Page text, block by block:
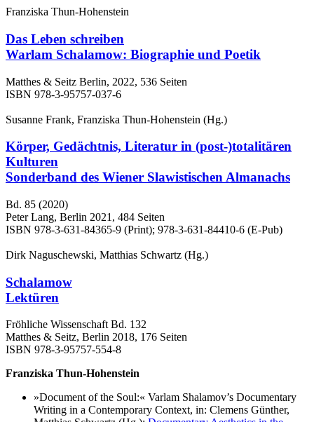
Franziska Thun-Hohenstein
Das Leben schreiben
Warlam Schalamow: Biographie und Poetik
Matthes & Seitz Berlin, 2022, 536 Seiten
ISBN 978-3-95757-037-6
Susanne Frank, Franziska Thun-Hohenstein (Hg.)
Körper, Gedächtnis, Literatur in (post-)totalitären
Kulturen
Sonderband des Wiener Slawistischen Almanachs
Bd. 85 (2020)
Peter Lang, Berlin 2021, 484 Seiten
ISBN 978-3-631-84365-9 (Print); 978-3-631-84410-6 (E-Pub)
Dirk Naguschewski, Matthias Schwartz (Hg.)
Schalamow
Lektüren
Fröhliche Wissenschaft Bd. 132
Matthes & Seitz, Berlin 2018, 176 Seiten
ISBN 978-3-95757-554-8
Franziska Thun-Hohenstein
»Document of the Soul:« Varlam Shalamov’s Documentary
Writing in a Contemporary Context, in: Clemens Günther,